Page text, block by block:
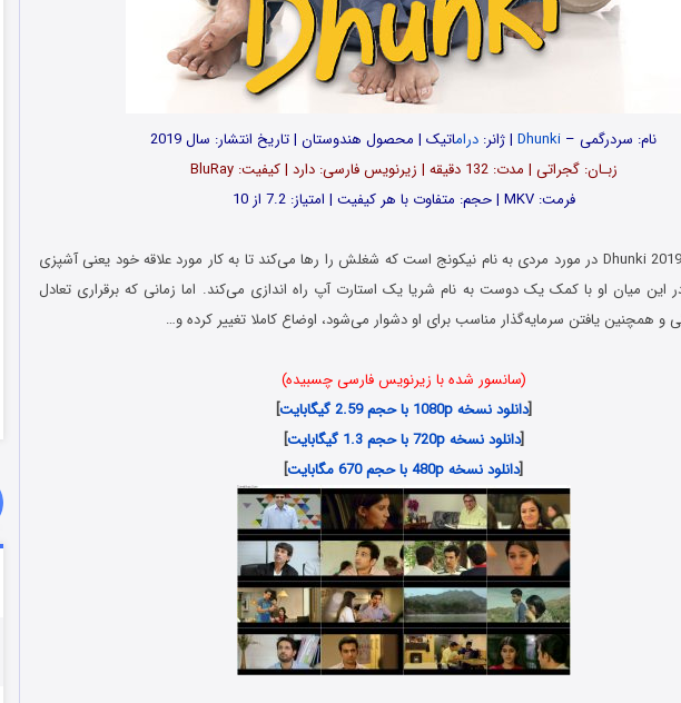
نام: سردرگمی – Dhunki| ژانر: دراماتیک | محصول هندوستان | تاریخ انتشار: سال 2019
زبـان: گجراتی | مدت‌: 132 دقیقه | زیرنویس فارسی: دارد | کیفیت: BluRay
فرمت: MKV | حجم: متفاوت با هر کیفیت | امتیاز: 7.2 از 10
فیلم سردرگمی Dhunki 2019 در مورد مردی به نام نیکونج است که شغلش را رها می‌کند تا به کار مورد علاقه خود یعنی آشپزی
میان او با کمک یک دوست به نام شریا یک استارت آپ راه اندازی می‌کند. اما زمانی که برقراری تعادل
و همچنین یافتن سرمایه‌گذار مناسب برای او دشوار می‌شود، اوضاع کاملا تغییر کرده و…
(سانسور شده با زیرنویس فارسی چسبیده)
[دانلود نسخه 1080p با حجم 2.59 گیگابایت
]
[دانلود نسخه 720p با حجم 1.3 گیگابایت
]
[دانلود نسخه 480p با حجم 670 مگابایت ]